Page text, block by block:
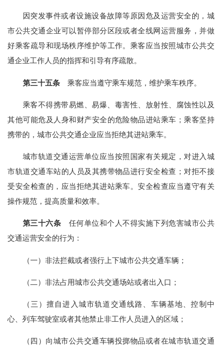
因突发事件或者设施设备故障等原因危及运营安全的，城
市公共交通企业可以暂停部分区段或者全线网运营服务，并做
好乘客疏导和现场秩序维护等工作。乘客应当按照城市公共交
通企业工作人员的指挥和引导有序疏散。
第三十五条乘客应当遵守乘车规范，维护乘车秩序。
乘客不得携带易燃、易爆、毒害性、放射性、腐蚀性以及
其他可能危及人身和财产安全的危险物品进站乘车；乘客坚持
携带的，城市公共交通企业应当拒绝其进站乘车。
城市轨道交通运营单位应当按照国家有关规定，对进入城
市轨道交通车站的人员及其携带物品进行安全检查；对拒不接
受安全检查的，应当拒绝其进站乘车。安全检查应当遵守有关
操作规范，提高质量和效率。
第三十六条 任何单位和个人不得实施下列危害城市公共
交通运营安全的行为：
（一）非法拦截或者强行上下城市公共交通车辆；
（二）非法占用城市公共交通场站或者出入口；
（三）擅自进入城市轨道交通线路、车辆基地、控制中
心、列车驾驶室或者其他禁止非工作人员进入的区域；
（四）向城市公共交通车辆投掷物品或者在城市轨道交通